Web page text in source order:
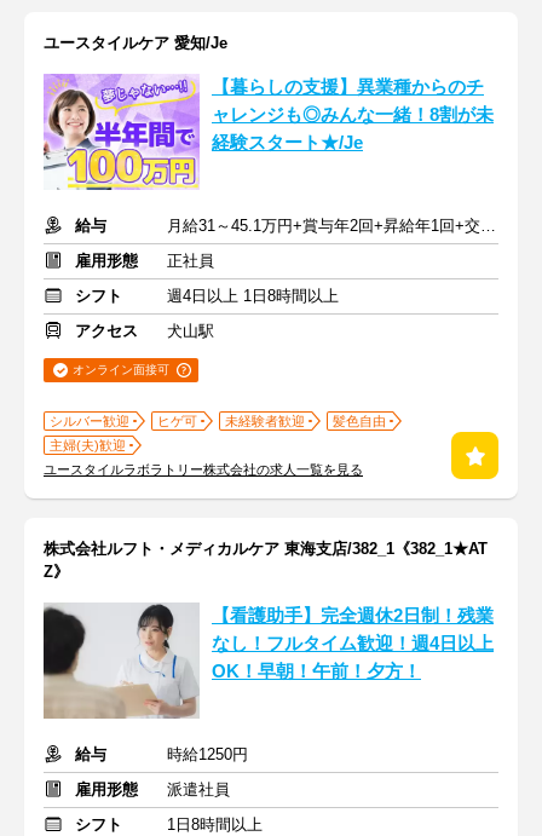
ユースタイルケア 愛知/Je
【暮らしの支援】異業種からのチ
ャレンジも◎みんな一緒！8割が未
経験スタート★/Je
給与
月給31～45.1万円+賞与年2回+昇給年1回+交通費全額
雇用形態
正社員
シフト
週4日以上 1日8時間以上
アクセス
犬山駅
オンライン面接可
シルバー歓迎 ヒゲ可 未経験者歓迎
髪色自由
主婦(夫)歓迎
ユースタイルラボラトリー株式会社の求人一覧を見る
株式会社ルフト・メディカルケア 東海支店/382_1《382_1★AT
Z》
【看護助手】完全週休2日制！残業
なし！フルタイム歓迎！週4日以上
OK！早朝！午前！夕方！
給与
時給1250円
雇用形態
派遣社員
シフト
1日8時間以上